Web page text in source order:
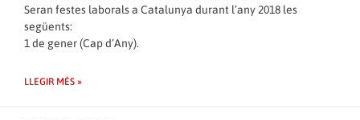
Seran festes laborals a Catalunya durant l’any 2018 les
següents:
1 de gener (Cap d’Any).
LLEGIR MÉS »